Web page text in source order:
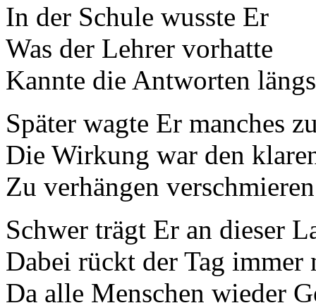
In der Schule wusste Er
Was der Lehrer vorhatte
Kannte die Antworten
Später wagte Er manches
Die Wirkung war den
Zu verhängen
Schwer trägt Er an dieser
Dabei rückt der Tag immer
Da alle Menschen wieder